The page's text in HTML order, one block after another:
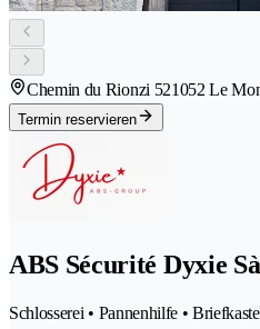
Chemin du Rionzi 521052 Le
Termin reservieren
ABS Sécurité Dyxie
Schlosserei • Pannenhilfe •